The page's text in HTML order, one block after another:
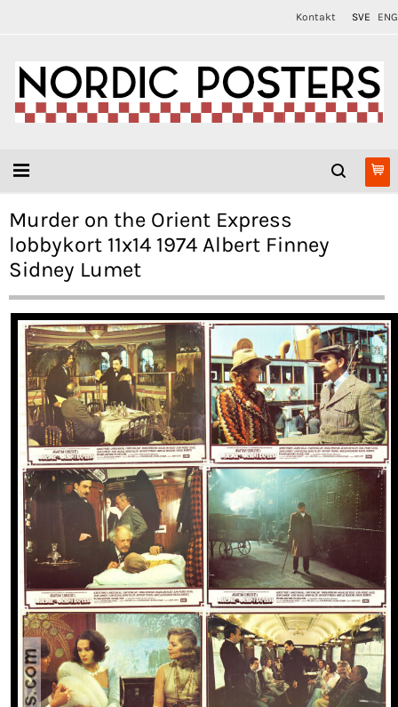
Kontakt SVE ENG
Murder on the Orient Express
lobbykort 11x14 1974 Albert Finney
Sidney Lumet